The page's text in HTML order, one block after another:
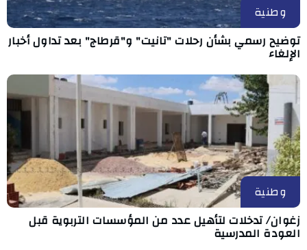
وطنية
توضيح رسمي بشأن رحلات "تانيت" و"قرطاج" بعد تداول أخبار
الإلغاء
وطنية
زغوان/ تدخلات لتأهيل عدد من المؤسسات التربوية قبل
العودة المدرسية